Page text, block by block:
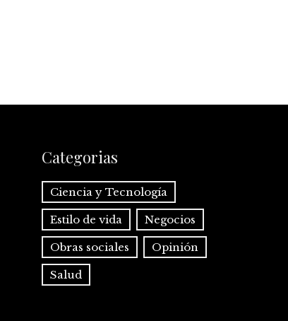
Categorias
Ciencia y Tecnología
Estilo de vida Negocios
Obras sociales Opinión
Salud